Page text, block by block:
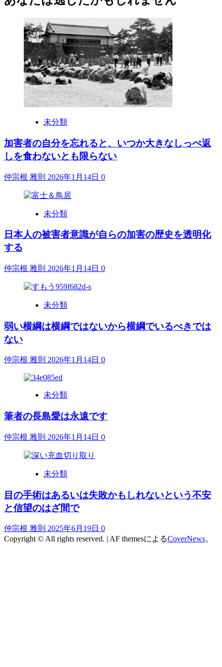
未分類
加害者の自分を忘れると、いつか大きなしっぺ返
しを食わないとも限らない
仲宗根 雅則 2026年1月14日 0
未分類
日本人の被害者意識が自らの加害の歴史を透明化
する
仲宗根 雅則 2026年1月14日 0
未分類
弱い横綱は横綱ではないから横綱でいるべきでは
ない
仲宗根 雅則 2026年1月14日 0
未分類
筆者の長島愛は永遠です
仲宗根 雅則 2026年1月14日 0
未分類
目の手術はあるいは失敗かもしれないという不安
と信望のはざ間で
仲宗根 雅則 2025年6月19日 0
Copyright © All rights reserved. | AF themesによるCoverNews。